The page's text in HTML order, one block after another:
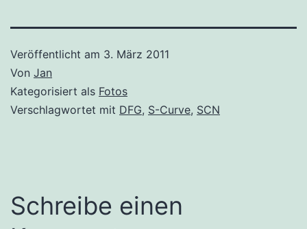
Veröffentlicht am 3. März 2011
Von Jan
Kategorisiert als Fotos
Verschlagwortet mit DFG, S-Curve, SCN
Schreibe einen